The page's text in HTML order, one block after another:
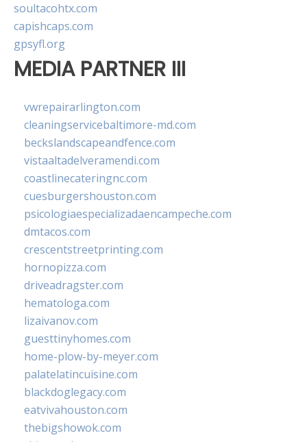
soultacohtx.com
capishcaps.com
gpsyfl.org
MEDIA PARTNER III
vwrepairarlington.com
cleaningservicebaltimore-md.com
beckslandscapeandfence.com
vistaaltadelveramendi.com
coastlinecateringnc.com
cuesburgershouston.com
psicologiaespecializadaencampeche.com
dmtacos.com
crescentstreetprinting.com
hornopizza.com
driveadragster.com
hematologa.com
lizaivanov.com
guesttinyhomes.com
home-plow-by-meyer.com
palatelatincuisine.com
blackdoglegacy.com
eatvivahouston.com
thebigshowok.com